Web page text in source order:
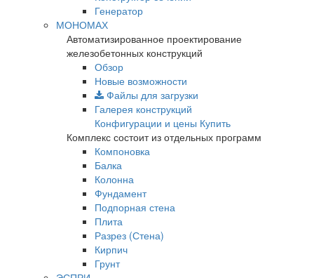
Генератор
МОНОМАХ
Автоматизированное проектирование
железобетонных конструкций
Обзор
Новые возможности
Файлы для загрузки
Галерея конструкций
Конфигурации и цены Купить
Комплекс состоит из отдельных программ
Компоновка
Балка
Колонна
Фундамент
Подпорная стена
Плита
Разрез (Стена)
Кирпич
Грунт